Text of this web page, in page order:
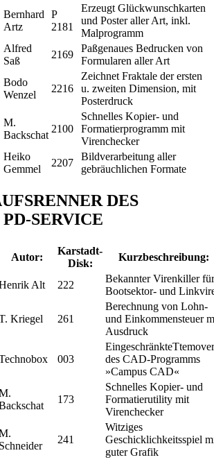
Bernhard
Artz
P
2181
Erzeugt Glückwunschkarten
und Poster aller Art, inkl.
Malprogramm
Alfred
Saß
2169
Paßgenaues Bedrucken von
Formularen aller Art
Bodo
Wenzel
2216
Zeichnet Fraktale der ersten
u. zweiten Dimension, mit
Posterdruck
M.
Backschat
2100
Schnelles Kopier- und
Formatierprogramm mit
Virenchecker
Heiko
Gemmel
2207
Bildverarbeitung aller
gebräuchlichen Formate
DES
SERVICE
Autor:
Karstadt-
Disk:
Kurzbeschreibung:
Alt 222
Bekannter Virenkiller für
Bootsektor- und
Kriegel 261
Berechnung von Lohn-
und Einkommensteuer
Ausdruck
003
des CAD-Programms
»Campus CAD«
173
Schnelles Kopier- und
Formatierutility mit
Virenchecker
Schneider
241
Witziges
Geschicklichkeitsspiel
guter Grafik